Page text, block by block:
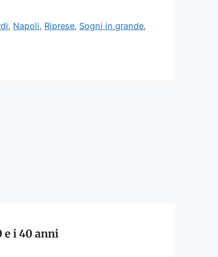
, Napoli, Riprese, Sogni in grande,
e i 40 anni